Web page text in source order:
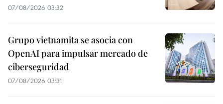
07/08/2026 03:32
Grupo vietnamita se asocia con
OpenAI para impulsar mercado de
ciberseguridad
07/08/2026 03:31